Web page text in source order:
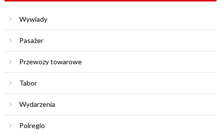
Wywiady
Pasażer
Przewozy towarowe
Tabor
Wydarzenia
Polregio